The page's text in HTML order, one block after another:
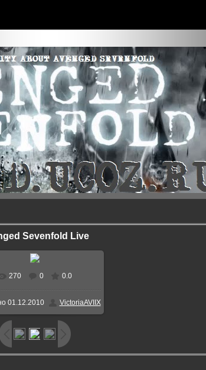
Sevenfold Live
270 0 0.0
01.12.2010 VictoriaAVIIX